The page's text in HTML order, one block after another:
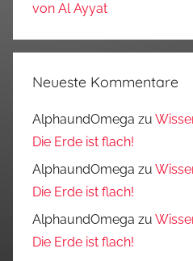
von Al Ayyat
Neueste Kommentare
AlphaundOmega zu
Die Erde ist flach!
AlphaundOmega zu
Die Erde ist flach!
AlphaundOmega zu
Die Erde ist flach!